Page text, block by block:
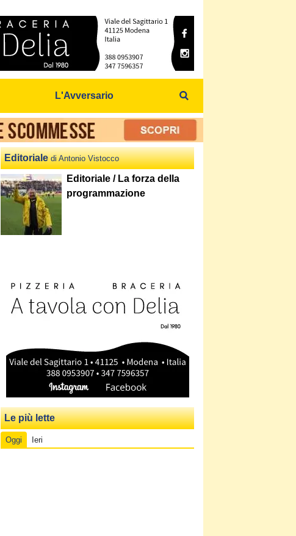
L'Avversario
Editoriale di Antonio Vistocco
Editoriale / La forza della
programmazione
Le più lette
Oggi Ieri